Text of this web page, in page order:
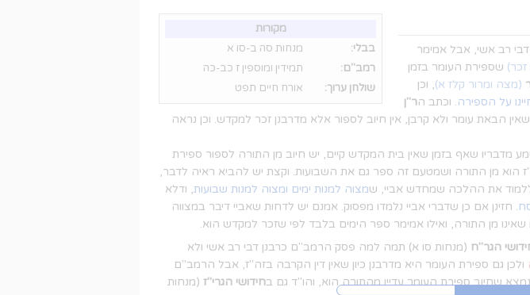
מקורות
בבלי:
מנחות סה ב-סו א
רמב"ם:
תמידין ומוספין ז כב-כה
שולחן ערוך:
אורח חיים תפט
דבי רב אשי, אבל אמימר
שספירת העומר בזמן
(מצה ומרור קלז א), וכן
על הספירה. וכתב הר"ן
הבאת עומר ולא קרבן, אין חיוב לספור אלא מדרבנן זכר למקדש. וכן נראה
מדבריו שאף בזמן שאין בית המקדש קיים, יש חיוב מן התורה לספור ספירת
הוא מן התורה ושמטעם זה ספר גם את השבועות. וקצת יש להביא ראיה לדבר,
ללמוד את ההלכה שמחדש אביי, שמצוה למנות ימים ומצוה למנות שבועות, ודלא
. חזינן אם כן שדברי אביי נלמדו מפסוק. אמנם יש לדחות שאביי דיבר במצווה
מן התורה, ואילו אמימר ספר הימים בלבד לפי שזכר למקדש הוא.
הגר"ח (מנחות סו א) תמה למה פסק הרמב"ם כרבנן דבי רב אשי ולא
ולכן גם ספירת העומר היא מדרבנן כיון שאין דין הקרבה בזה"ז, אבל הרמב"ם
שחיוב ספירת העומר עדיין מהתורה הוא, והו"ד גם בחידושי הגרי"ז (מנחות